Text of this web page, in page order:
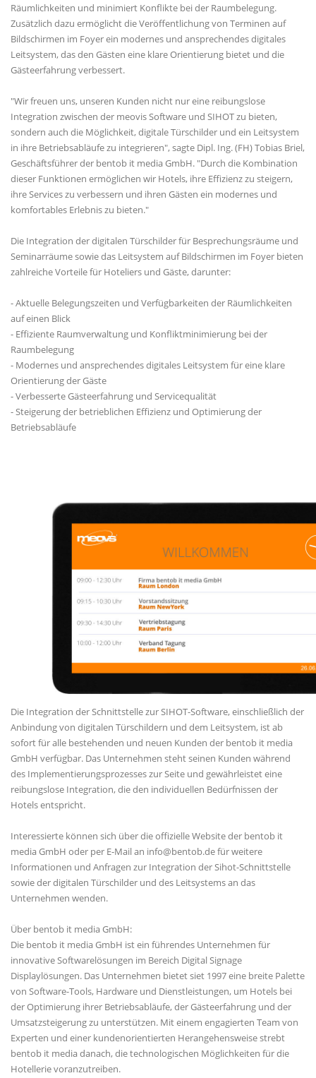
Räumlichkeiten und minimiert Konflikte bei der Raumbelegung.
Zusätzlich dazu ermöglicht die Veröffentlichung von Terminen auf
Bildschirmen im Foyer ein modernes und ansprechendes digitales
Leitsystem, das den Gästen eine klare Orientierung bietet und die
Gästeerfahrung verbessert.
"Wir freuen uns, unseren Kunden nicht nur eine reibungslose
Integration zwischen der meovis Software und SIHOT zu bieten,
sondern auch die Möglichkeit, digitale Türschilder und ein Leitsystem
in ihre Betriebsabläufe zu integrieren", sagte Dipl. Ing. (FH) Tobias Briel,
Geschäftsführer der bentob it media GmbH. "Durch die Kombination
dieser Funktionen ermöglichen wir Hotels, ihre Effizienz zu steigern,
ihre Services zu verbessern und ihren Gästen ein modernes und
komfortables Erlebnis zu bieten."
Die Integration der digitalen Türschilder für Besprechungsräume und
Seminarräume sowie das Leitsystem auf Bildschirmen im Foyer bieten
zahlreiche Vorteile für Hoteliers und Gäste, darunter:
- Aktuelle Belegungszeiten und Verfügbarkeiten der Räumlichkeiten
auf einen Blick
- Effiziente Raumverwaltung und Konfliktminimierung bei der
Raumbelegung
- Modernes und ansprechendes digitales Leitsystem für eine klare
Orientierung der Gäste
- Verbesserte Gästeerfahrung und Servicequalität
- Steigerung der betrieblichen Effizienz und Optimierung der
Betriebsabläufe
Die Integration der Schnittstelle zur SIHOT-Software, einschließlich der
Anbindung von digitalen Türschildern und dem Leitsystem, ist ab
sofort für alle bestehenden und neuen Kunden der bentob it media
GmbH verfügbar. Das Unternehmen steht seinen Kunden während
des Implementierungsprozesses zur Seite und gewährleistet eine
reibungslose Integration, die den individuellen Bedürfnissen der
Hotels entspricht.
Interessierte können sich über die offizielle Website der bentob it
media GmbH oder per E-Mail an info@bentob.de für weitere
Informationen und Anfragen zur Integration der Sihot-Schnittstelle
sowie der digitalen Türschilder und des Leitsystems an das
Unternehmen wenden.
Über bentob it media GmbH:
Die bentob it media GmbH ist ein führendes Unternehmen für
innovative Softwarelösungen im Bereich Digital Signage
Displaylösungen. Das Unternehmen bietet siet 1997 eine breite Palette
von Software-Tools, Hardware und Dienstleistungen, um Hotels bei
der Optimierung ihrer Betriebsabläufe, der Gästeerfahrung und der
Umsatzsteigerung zu unterstützen. Mit einem engagierten Team von
Experten und einer kundenorientierten Herangehensweise strebt
bentob it media danach, die technologischen Möglichkeiten für die
Hotellerie voranzutreiben.